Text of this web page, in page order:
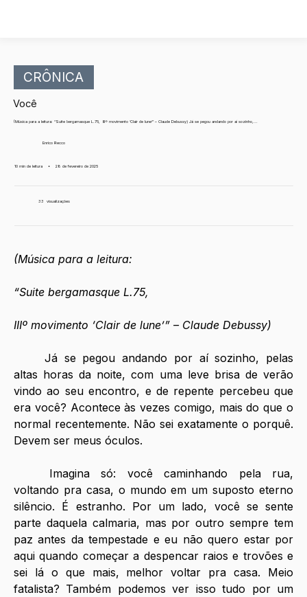
CRÔNICA
Você
(Música para a leitura: “Suite bergamasque L.75, IIIº movimento ‘Clair de lune’” – Claude Debussy) Já se pegou andando por aí sozinho,...
Enrico Recco
10 min de leitura • 28 de fevereiro de 2025
33 visualizações
(Música para a leitura:
“Suite bergamasque L.75,
IIIº movimento ‘Clair de lune’” – Claude Debussy)
altas horas da noite, com uma leve brisa de verão
vindo ao seu encontro, e de repente percebeu que
era você? Acontece às vezes comigo, mais do que o
normal recentemente. Não sei exatamente o porquê.
Devem ser meus óculos.
voltando pra casa, o mundo em um suposto eterno
silêncio. É estranho. Por um lado, você se sente
parte daquela calmaria, mas por outro sempre tem
paz antes da tempestade e eu não quero estar por
aqui quando começar a despencar raios e trovões e
sei lá o que mais, melhor voltar pra casa. Meio
fatalista? Também podemos ver isso tudo por um